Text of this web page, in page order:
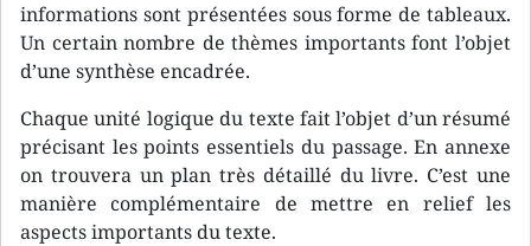
informations sont présentées sous forme de tableaux.
Un certain nombre de thèmes importants font l’objet
d’une synthèse encadrée.
Chaque unité logique du texte fait l’objet d’un résumé
précisant les points essentiels du passage. En annexe
on trouvera un plan très détaillé du livre. C’est une
manière complémentaire de mettre en relief les
aspects importants du texte.